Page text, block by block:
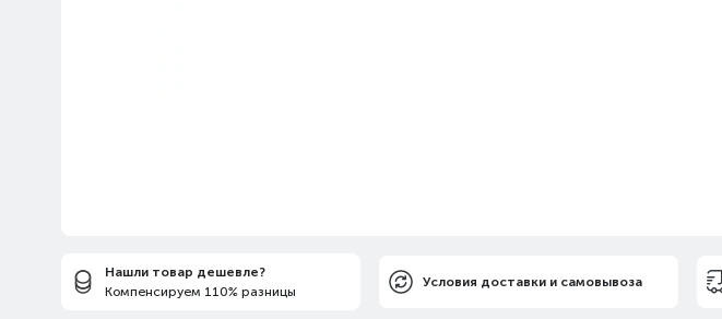
Нашли товар дешевле?
Компенсируем 110% разницы
Условия доставки и самовывоза